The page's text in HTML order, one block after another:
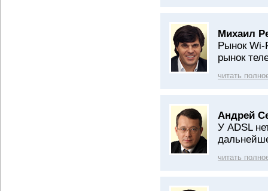
Михаил
Рынок
рынок
читать
Андрей
У ADSL
читать